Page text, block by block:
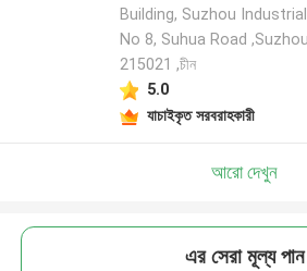
Building, Suzhou
No 8, Suhua Road
215021 ,চীন
5.0
যাচাইকৃত সরবরাহকারী
আরো দেখুন
এর সেরা মূল্য পান